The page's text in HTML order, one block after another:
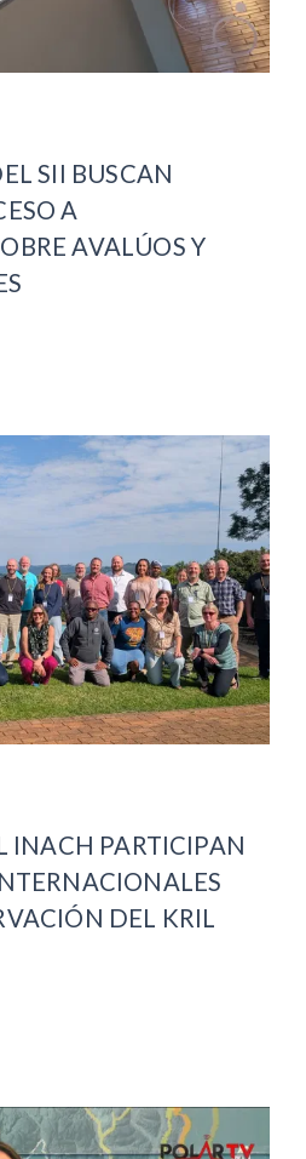
SII BUSCAN
A
AVALÚOS Y
INACH PARTICIPAN
DEL KRIL